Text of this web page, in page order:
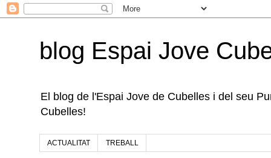
blog Espai Jove
El blog de l'Espai Jove de Cubelles i del seu
Cubelles!
ACTUALITAT TREBALL